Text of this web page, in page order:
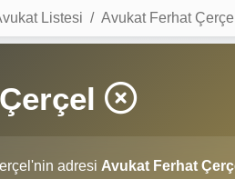
Listesi Avukat Ferhat
adresi Avukat Ferhat